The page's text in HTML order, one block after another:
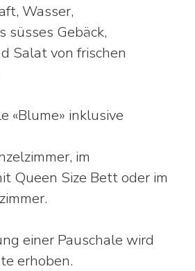
Wasser,
süsses Gebäck,
Salat von frischen
«Blume» inklusive
im
Queen Size Bett oder im
einer Pauschale wird
erhoben.